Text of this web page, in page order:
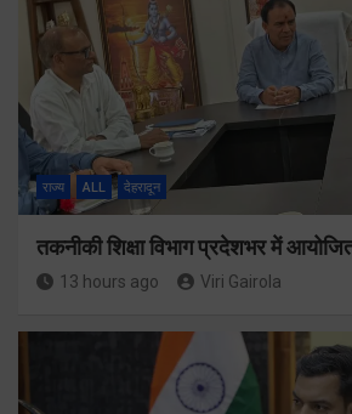
राज्य ALL देहरादून
तकनीकी शिक्षा विभाग प्रदेशभर में
13 hours ago Viri Gairola